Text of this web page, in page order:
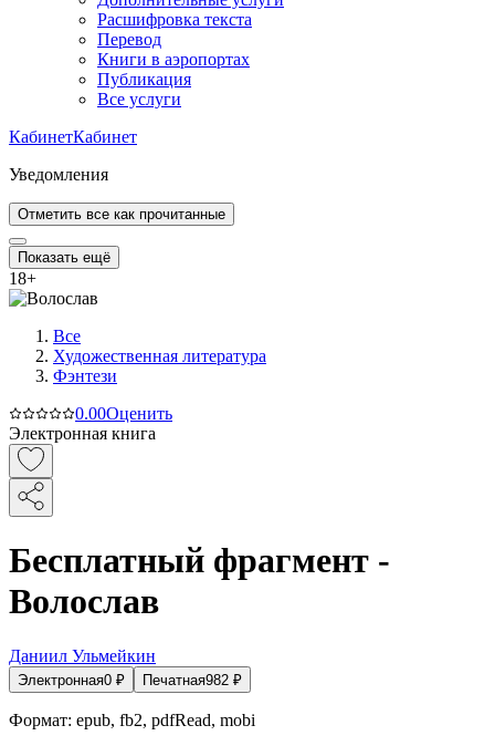
Расшифровка текста
Перевод
Книги в аэропортах
Публикация
Все услуги
КабинетКабинет
Уведомления
Отметить все как прочитанные
Показать ещё
18+
Все
Художественная литература
Фэнтези
0.00Оценить
Электронная книга
Бесплатный фрагмент -
Волослав
Даниил Ульмейкин
Электронная0 ₽ Печатная982 ₽
Формат: epub, fb2, pdfRead, mobi